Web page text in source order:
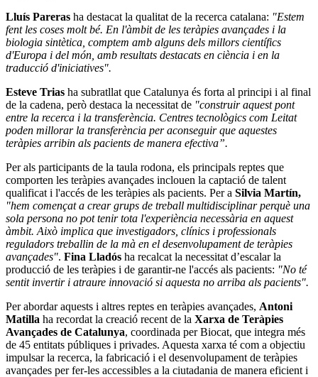
Lluís Pareras ha destacat la qualitat de la recerca catalana: "Estem
fent les coses molt bé. En l'àmbit de les teràpies avançades i la
biologia sintètica, comptem amb alguns dels millors científics
d'Europa i del món, amb resultats destacats en ciència i en la
traducció d'iniciatives".
Esteve Trias ha subratllat que Catalunya és forta al principi i al final
de la cadena, però destaca la necessitat de "construir aquest pont
entre la recerca i la transferència. Centres tecnològics com Leitat
poden millorar la transferència per aconseguir que aquestes
teràpies arribin als pacients de manera efectiva”.
Per als participants de la taula rodona, els principals reptes que
comporten les teràpies avançades inclouen la captació de talent
qualificat i l'accés de les teràpies als pacients. Per a Silvia Martín,
"hem començat a crear grups de treball multidisciplinar perquè una
sola persona no pot tenir tota l'experiència necessària en aquest
àmbit. Això implica que investigadors, clínics i professionals
reguladors treballin de la mà en el desenvolupament de teràpies
avançades". Fina Lladós ha recalcat la necessitat d’escalar la
producció de les teràpies i de garantir-ne l'accés als pacients: "No té
sentit invertir i atraure innovació si aquesta no arriba als pacients".
Per abordar aquests i altres reptes en teràpies avançades, Antoni
Matilla ha recordat la creació recent de la Xarxa de Teràpies
Avançades de Catalunya, coordinada per Biocat, que integra més
de 45 entitats públiques i privades. Aquesta xarxa té com a objectiu
impulsar la recerca, la fabricació i el desenvolupament de teràpies
avançades per fer-les accessibles a la ciutadania de manera eficient i